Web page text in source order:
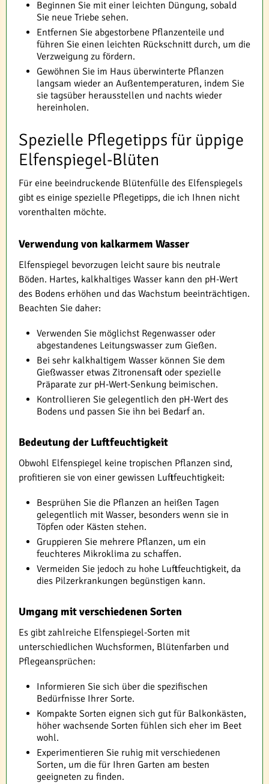
Beginnen Sie mit einer leichten Düngung, sobald
Sie neue Triebe sehen.
Entfernen Sie abgestorbene Pflanzenteile und
führen Sie einen leichten Rückschnitt durch, um die
Verzweigung zu fördern.
Gewöhnen Sie im Haus überwinterte Pflanzen
langsam wieder an Außentemperaturen, indem Sie
sie tagsüber herausstellen und nachts wieder
hereinholen.
Spezielle Pflegetipps für üppige
Elfenspiegel-Blüten
Für eine beeindruckende Blütenfülle des Elfenspiegels
gibt es einige spezielle Pflegetipps, die ich Ihnen nicht
vorenthalten möchte.
Verwendung von kalkarmem Wasser
Elfenspiegel bevorzugen leicht saure bis neutrale
Böden. Hartes, kalkhaltiges Wasser kann den pH-Wert
des Bodens erhöhen und das Wachstum beeinträchtigen.
Beachten Sie daher:
Verwenden Sie möglichst Regenwasser oder
abgestandenes Leitungswasser zum Gießen.
Bei sehr kalkhaltigem Wasser können Sie dem
Gießwasser etwas Zitronensaft oder spezielle
Präparate zur pH-Wert-Senkung beimischen.
Kontrollieren Sie gelegentlich den pH-Wert des
Bodens und passen Sie ihn bei Bedarf an.
Bedeutung der Luftfeuchtigkeit
Obwohl Elfenspiegel keine tropischen Pflanzen sind,
profitieren sie von einer gewissen Luftfeuchtigkeit:
Besprühen Sie die Pflanzen an heißen Tagen
gelegentlich mit Wasser, besonders wenn sie in
Töpfen oder Kästen stehen.
Gruppieren Sie mehrere Pflanzen, um ein
feuchteres Mikroklima zu schaffen.
Vermeiden Sie jedoch zu hohe Luftfeuchtigkeit, da
dies Pilzerkrankungen begünstigen kann.
Umgang mit verschiedenen Sorten
Es gibt zahlreiche Elfenspiegel-Sorten mit
unterschiedlichen Wuchsformen, Blütenfarben und
Pflegeansprüchen:
Informieren Sie sich über die spezifischen
Bedürfnisse Ihrer Sorte.
Kompakte Sorten eignen sich gut für Balkonkästen,
höher wachsende Sorten fühlen sich eher im Beet
wohl.
Experimentieren Sie ruhig mit verschiedenen
Sorten, um die für Ihren Garten am besten
geeigneten zu finden.